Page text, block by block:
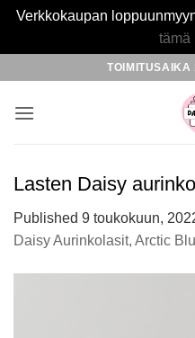
Verkkokaupan
tämä
content
Lasten Daisy
Published 9 toukokuun,
Daisy Aurinkolasit, Arctic